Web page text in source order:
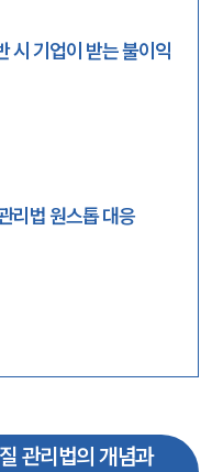
시 기업이 받는 불이익
리법 원스톱 대응
관리법의 개념과